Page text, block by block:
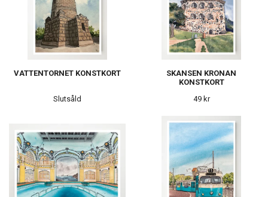
VATTENTORNET KONSTKORT
Slutsåld
SKANSEN KRONAN
KONSTKORT
49 kr